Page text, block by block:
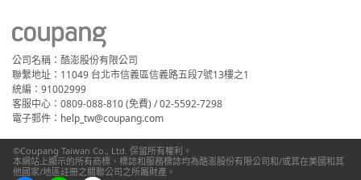
公司名稱：酷澎股份有限公司
聯繫地址：11049 台北市信義區信義路五段7號13樓之1
統編：91002999
客服中心：0809-088-810 (免費) / 02-5592-7298
電子郵件：help_tw@coupang.com
©Coupang Taiwan Co., Ltd. 保留所有權利。
本網站上顯示的所有商標、標誌和服務標誌均為酷澎股份有限公司和/或其在美國和其
他國家/地區註冊之關聯公司之所屬財產。